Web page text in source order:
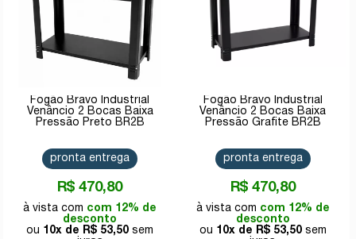
Fogão Bravo Industrial
Venâncio 2 Bocas Baixa
Pressão Preto BR2B
R$ 470,80
com 12% de
desconto
10x de
R$ 53,50
pronta entrega
Fogão Bravo Industrial
Venâncio 2 Bocas Baixa
Pressão Grafite BR2B
R$ 470,80
com 12% de
desconto
10x de
R$ 53,50
pronta entrega